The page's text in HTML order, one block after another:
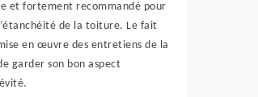
et fortement recommandé pour
de la toiture. Le fait
en œuvre des entretiens de la
garder son bon aspect